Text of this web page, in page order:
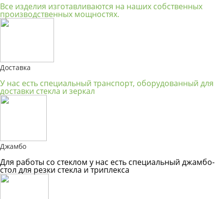
Все изделия изготавливаются на наших собственных
производственных мощностях.
Доставка
У нас есть специальный транспорт, оборудованный для
доставки стекла и зеркал
Джамбо
Для работы со стеклом у нас есть специальный джамбо-
стол для резки стекла и триплекса